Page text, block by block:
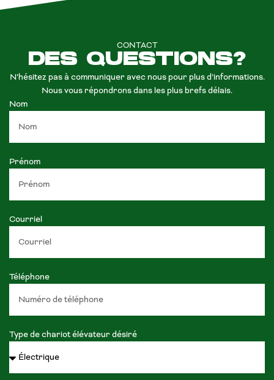
CONTACT
DES QUESTIONS?
N’hésitez pas à communiquer avec nous pour plus d’informations.
Nous vous répondrons dans les plus brefs délais.
Nom
Prénom
Courriel
Téléphone
Type de chariot élévateur désiré